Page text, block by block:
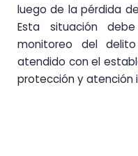
luego de la pérdida
Esta situación
monitoreo del
atendido con el
protección y atención